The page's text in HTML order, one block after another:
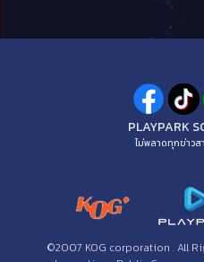
PLAYPARK
ไม่พลาดทุกข่าวส
©2007 KOG corporation . All